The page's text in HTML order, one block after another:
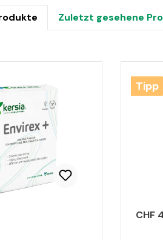
Zuletzt gesehene
Tipp
CHF